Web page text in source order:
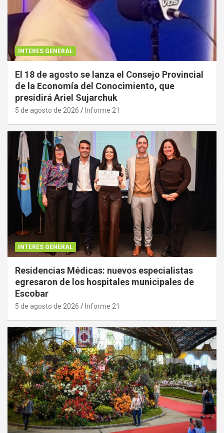
INTERES GENERAL
El 18 de agosto se lanza el Consejo Provincial
de la Economía del Conocimiento, que
presidirá Ariel Sujarchuk
5 de agosto de 2026 Informe 21
INTERES GENERAL
Residencias Médicas: nuevos especialistas
egresaron de los hospitales municipales de
Escobar
5 de agosto de 2026 Informe 21